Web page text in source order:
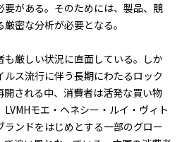
要がある。そのためには、製品、競
密な分析が必要となる。
厳しい状況に直面している。しか
ルス流行に伴う長期にわたるロック
される中、消費者は活発な買い物
モエ・ヘネシー・ルイ・ヴィト
ランドをはじめとする一部のグロー